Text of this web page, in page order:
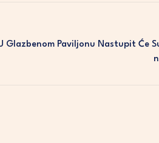
Glazbenom Paviljonu Nastupit Će